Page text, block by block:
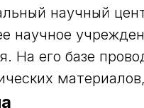
научный
научное
На его базе